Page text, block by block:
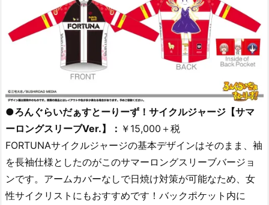
●ろんぐらいだぁすとーりーず！サイクルジャージ【サマ
ーロングスリーブVer.】： ￥15,000＋税
FORTUNAサイクルジャージの基本デザインはそのまま、袖
を長袖仕様としたのがこのサマーロングスリーブバージョ
ンです。アームカバーなしで日焼け対策が可能なため、女
性サイクリストにもおすすめです！バックポケット内に